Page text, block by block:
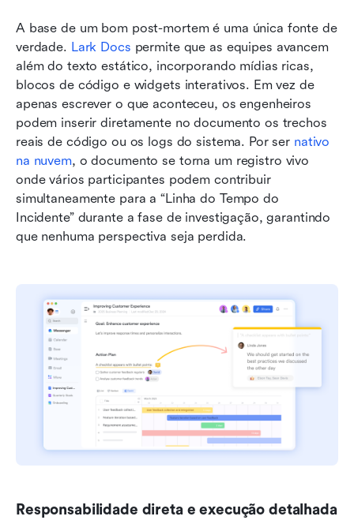
A base de um bom post-mortem é uma única fonte de
verdade. Lark Docs permite que as equipes avancem
além do texto estático, incorporando mídias ricas,
blocos de código e widgets interativos. Em vez de
apenas escrever o que aconteceu, os engenheiros
podem inserir diretamente no documento os trechos
reais de código ou os logs do sistema. Por ser nativo
na nuvem, o documento se torna um registro vivo
onde vários participantes podem contribuir
simultaneamente para a “Linha do Tempo do
Incidente” durante a fase de investigação, garantindo
que nenhuma perspectiva seja perdida.
Responsabilidade direta e execução detalhada